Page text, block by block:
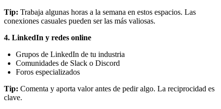
Tip: Trabaja algunas horas a la semana en estos espacios. Las
conexiones casuales pueden ser las más valiosas.
4. LinkedIn y redes online
Grupos de LinkedIn de tu industria
Comunidades de Slack o Discord
Foros especializados
Tip: Comenta y aporta valor antes de pedir algo. La reciprocidad es
clave.